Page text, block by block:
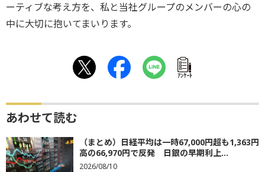
ーティブな考え方を、私と当社グループのメンバーの心の
中に大切に抱いてまいります。
ｱﾝｹｰﾄ
あわせて読む
（まとめ）日経平均は一時67,000円超も1,363円
高の66,970円で反発 日銀の早期利上...
2026/08/10